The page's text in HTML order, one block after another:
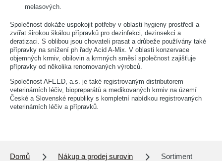
melasových.
Společnost dokáže uspokojit potřeby v oblasti hygieny prostředí a
zvířat širokou škálou přípravků pro dezinfekci, dezinsekci a
deratizaci. S oblibou jsou chovateli prasat a drůbeže používány také
přípravky na snížení ph řady Acid A-Mix. V oblasti konzervace
objemných krmiv, obilovin a krmných směsí společnost zajišťuje
přípravky od několika renomovaných výrobců.
Společnost AFEED, a.s. je také registrovaným distributorem
veterinárních léčiv, biopreparátů a medikovaných krmiv na území
České a Slovenské republiky s kompletní nabídkou registrovaných
veterinárních léčiv a přípravků.
Domů Nákup a prodej surovin Sortiment